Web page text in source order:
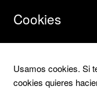
Cookies
Usamos cookies. Si
cookies quieres